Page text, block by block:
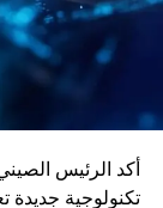
أكد الرئيس
تكنولوجية جديدة